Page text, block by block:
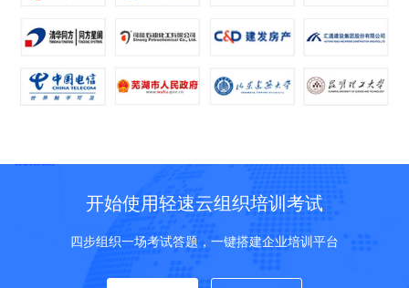
开始使用轻速云组织培训考试
四步组织一场考试答题，一键搭建企业培训平台